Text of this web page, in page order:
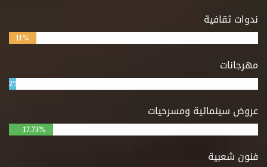
ندوات ثقافية
11%
مهرجانات
2%
عروض سينمائية ومسرحيات
17.73%
فنون شعبية